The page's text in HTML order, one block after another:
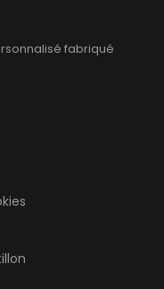
fabriqué